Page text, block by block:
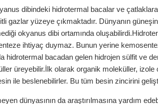
dibindeki hidrotermal bacalar ve çatlaklara
gazlar yüzeye çıkmaktadır. Dünyanın
okyanus dibi ortamında
ihtiyaç duymaz. Bunun yerine
hidrotermal bacadan gelen hidrojen sülfit ve
üreyebilir.İlk olarak organik moleküller, izole
ile beslenebilirler. Bu tüm besin zincirini
dünyasının da araştırılmasına yardım